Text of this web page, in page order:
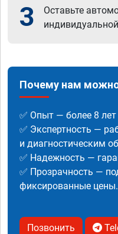
3
Оставьте
Почему нам
✅ Опыт — более 8
✅ Экспертность —
и диагностическим
✅ Надежность —
✅ Прозрачность —
фиксированные цены.
Позвонить